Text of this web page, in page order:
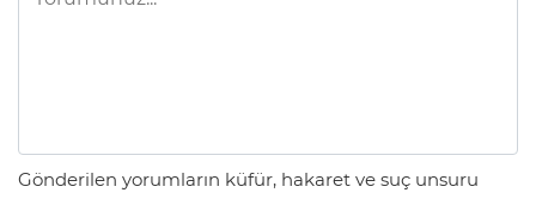
Gönderilen yorumların küfür, hakaret ve suç unsuru